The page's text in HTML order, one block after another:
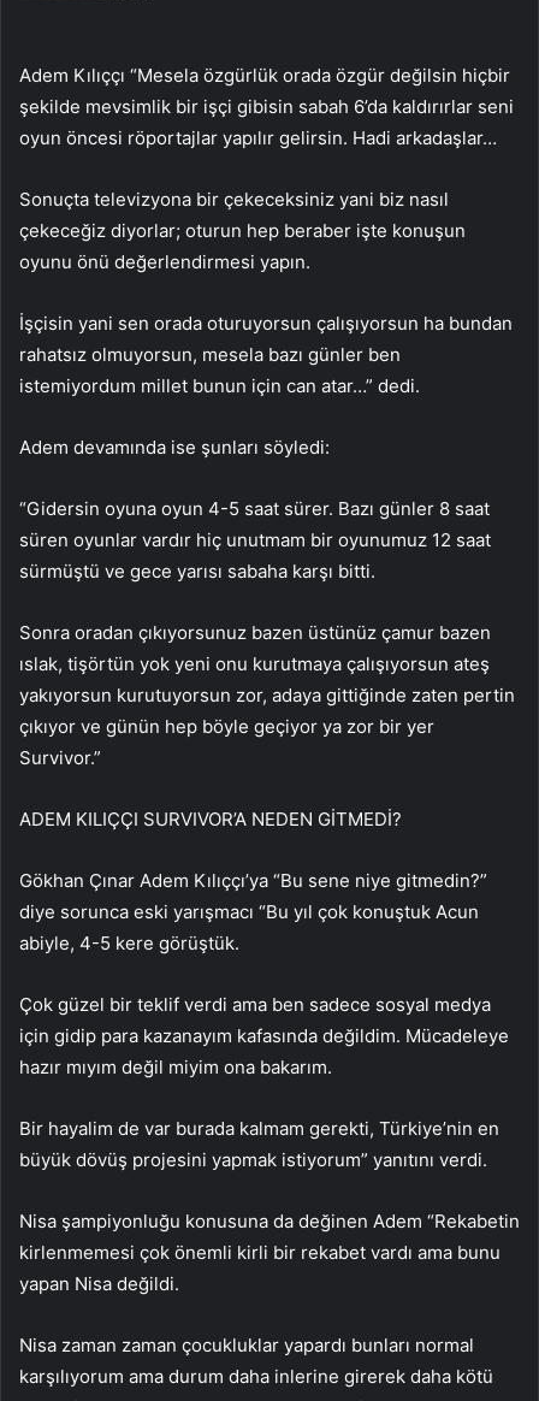
Adem Kılıççı “Mesela özgürlük orada özgür değilsin hiçbir
şekilde mevsimlik bir işçi gibisin sabah 6’da kaldırırlar seni
oyun öncesi röportajlar yapılır gelirsin. Hadi arkadaşlar…
Sonuçta televizyona bir çekeceksiniz yani biz nasıl
çekeceğiz diyorlar; oturun hep beraber işte konuşun
oyunu önü değerlendirmesi yapın.
İşçisin yani sen orada oturuyorsun çalışıyorsun ha bundan
rahatsız olmuyorsun, mesela bazı günler ben
istemiyordum millet bunun için can atar…” dedi.
Adem devamında ise şunları söyledi:
“Gidersin oyuna oyun 4-5 saat sürer. Bazı günler 8 saat
süren oyunlar vardır hiç unutmam bir oyunumuz 12 saat
sürmüştü ve gece yarısı sabaha karşı bitti.
Sonra oradan çıkıyorsunuz bazen üstünüz çamur bazen
ıslak, tişörtün yok yeni onu kurutmaya çalışıyorsun ateş
yakıyorsun kurutuyorsun zor, adaya gittiğinde zaten pertin
çıkıyor ve günün hep böyle geçiyor ya zor bir yer
Survivor.”
ADEM KILIÇÇI SURVIVOR’A NEDEN GİTMEDİ?
Gökhan Çınar Adem Kılıççı’ya “Bu sene niye gitmedin?”
diye sorunca eski yarışmacı “Bu yıl çok konuştuk Acun
abiyle, 4-5 kere görüştük.
Çok güzel bir teklif verdi ama ben sadece sosyal medya
için gidip para kazanayım kafasında değildim. Mücadeleye
hazır mıyım değil miyim ona bakarım.
Bir hayalim de var burada kalmam gerekti, Türkiye’nin en
büyük dövüş projesini yapmak istiyorum” yanıtını verdi.
Nisa şampiyonluğu konusuna da değinen Adem “Rekabetin
kirlenmemesi çok önemli kirli bir rekabet vardı ama bunu
yapan Nisa değildi.
Nisa zaman zaman çocukluklar yapardı bunları normal
karşılıyorum ama durum daha inlerine girerek daha kötü